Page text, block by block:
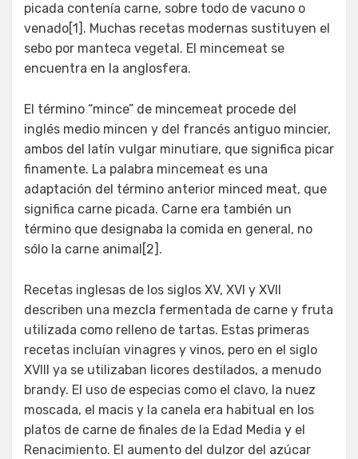
picada contenía carne, sobre todo de vacuno o
venado[1]. Muchas recetas modernas sustituyen el
sebo por manteca vegetal. El mincemeat se
encuentra en la anglosfera.
El término “mince” de mincemeat procede del
inglés medio mincen y del francés antiguo mincier,
ambos del latín vulgar minutiare, que significa picar
finamente. La palabra mincemeat es una
adaptación del término anterior minced meat, que
significa carne picada. Carne era también un
término que designaba la comida en general, no
sólo la carne animal[2].
Recetas inglesas de los siglos XV, XVI y XVII
describen una mezcla fermentada de carne y fruta
utilizada como relleno de tartas. Estas primeras
recetas incluían vinagres y vinos, pero en el siglo
XVIII ya se utilizaban licores destilados, a menudo
brandy. El uso de especias como el clavo, la nuez
moscada, el macis y la canela era habitual en los
platos de carne de finales de la Edad Media y el
Renacimiento. El aumento del dulzor del azúcar